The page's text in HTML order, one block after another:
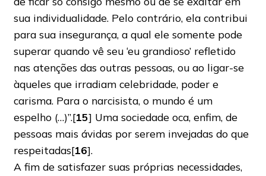
sua individualidade. Pelo contrário, ela contribui
para sua insegurança, a qual ele somente pode
superar quando vê seu ‘eu grandioso’ refletido
nas atenções das outras pessoas, ou ao ligar-se
àqueles que irradiam celebridade, poder e
carisma. Para o narcisista, o mundo é um
espelho (…)”.[15] Uma sociedade oca, enfim, de
pessoas mais ávidas por serem invejadas do que
respeitadas[16].
A fim de satisfazer suas próprias necessidades,